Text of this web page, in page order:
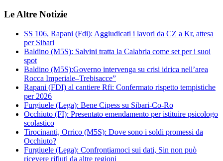
Le Altre Notizie
SS 106, Rapani (Fdi): Aggiudicati i lavori da CZ a Kr, attesa
per Sibari
Baldino (M5S): Salvini tratta la Calabria come set per i suoi
spot
Baldino (M5S):Governo intervenga su crisi idrica nell’area
Rocca Imperiale–Trebisacce”
Rapani (FDI) al cantiere Rfi: Confermato rispetto tempistiche
per 2026
Furgiuele (Lega): Bene Cipess su Sibari-Co-Ro
Occhiuto (FI): Presentato emendamento per istituire psicologo
scolastico
Tirocinanti, Orrico (M5S): Dove sono i soldi promessi da
Occhiuto?
Furgiuele (Lega): Confrontiamoci sui dati, Sin non può
ricevere rifiuti da altre regioni